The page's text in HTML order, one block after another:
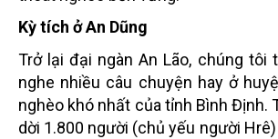
Kỳ tích ở An Dũng
Trở lại đại ngàn An Lão, chúng tôi
nghe nhiều câu chuyện hay ở
nghèo khó nhất của tỉnh Bình Định.
dời 1.800 người (chủ yếu người Hrê)